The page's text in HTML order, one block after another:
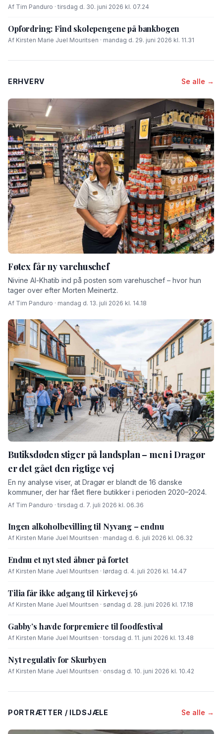
Af Tim Panduro · tirsdag d. 30. juni 2026 kl. 07.24
Opfordring: Find skolepengene på bankbogen
Af Kirsten Marie Juel Mouritsen · mandag d. 29. juni 2026 kl. 11.31
ERHVERV Se alle →
Føtex får ny varehuschef
Nivine Al-Khatib ind på posten som varehuschef – hvor hun
tager over efter Morten Meinertz.
Af Tim Panduro · mandag d. 13. juli 2026 kl. 14.18
Butiksdøden stiger på landsplan – men i Dragør
er det gået den rigtige vej
En ny analyse viser, at Dragør er blandt de 16 danske
kommuner, der har fået flere butikker i perioden 2020–2024.
Af Tim Panduro · tirsdag d. 7. juli 2026 kl. 06.36
Ingen alkoholbevilling til Nyvang – endnu
Af Kirsten Marie Juel Mouritsen · mandag d. 6. juli 2026 kl. 06.32
Endnu et nyt sted åbner på fortet
Af Kirsten Marie Juel Mouritsen · lørdag d. 4. juli 2026 kl. 14.47
Tilia får ikke adgang til Kirkevej 56
Af Kirsten Marie Juel Mouritsen · søndag d. 28. juni 2026 kl. 17.18
Gabby’s havde forpremiere til foodfestival
Af Kirsten Marie Juel Mouritsen · torsdag d. 11. juni 2026 kl. 13.48
Nyt regulativ for Skurbyen
Af Kirsten Marie Juel Mouritsen · onsdag d. 10. juni 2026 kl. 10.42
PORTRÆTTER / ILDSJÆLE Se alle →